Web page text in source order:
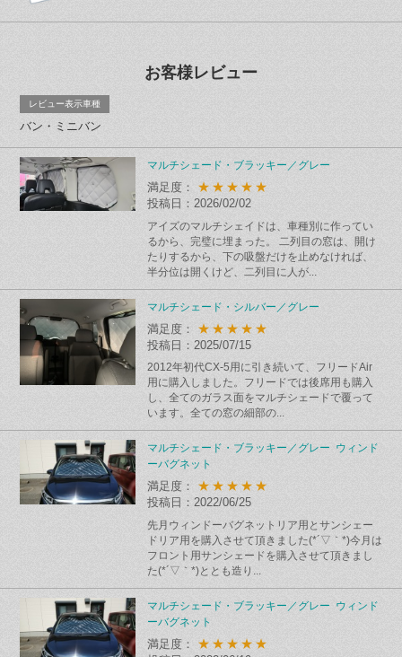
お客様レビュー
レビュー表示車種
バン・ミニバン
マルチシェード・ブラッキー／グレー
満足度： ★★★★★
投稿日：2026/02/02
アイズのマルチシェイドは、車種別に作ってい
るから、完璧に埋まった。 二列目の窓は、開け
たりするから、下の吸盤だけを止めなければ、
半分位は開くけど、二列目に人が...
マルチシェード・シルバー／グレー
満足度： ★★★★★
投稿日：2025/07/15
2012年初代CX-5用に引き続いて、フリードAir
用に購入しました。フリードでは後席用も購入
し、全てのガラス面をマルチシェードで覆って
います。全ての窓の細部の...
マルチシェード・ブラッキー／グレー ウィンド
ーバグネット
満足度： ★★★★★
投稿日：2022/06/25
先月ウィンドーバグネットリア用とサンシェー
ドリア用を購入させて頂きました(*´▽｀*)今月は
フロント用サンシェードを購入させて頂きまし
た(*´▽｀*)ととも造り...
マルチシェード・ブラッキー／グレー ウィンド
ーバグネット
満足度： ★★★★★